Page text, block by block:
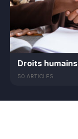
Droits humains
50 ARTICLES